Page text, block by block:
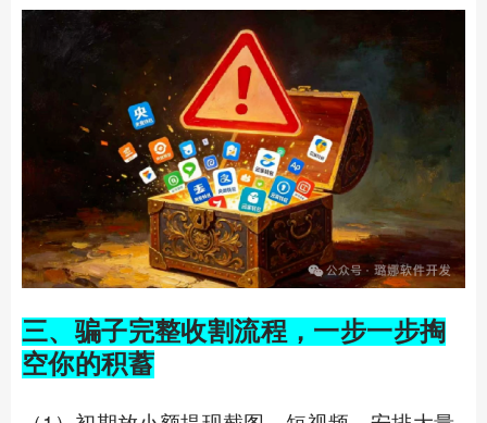
三、骗子完整收割流程，一步一步掏
空你的积蓄